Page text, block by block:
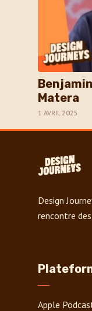
Matera
1 AVRIL 2025
Design
rencontre
Apple